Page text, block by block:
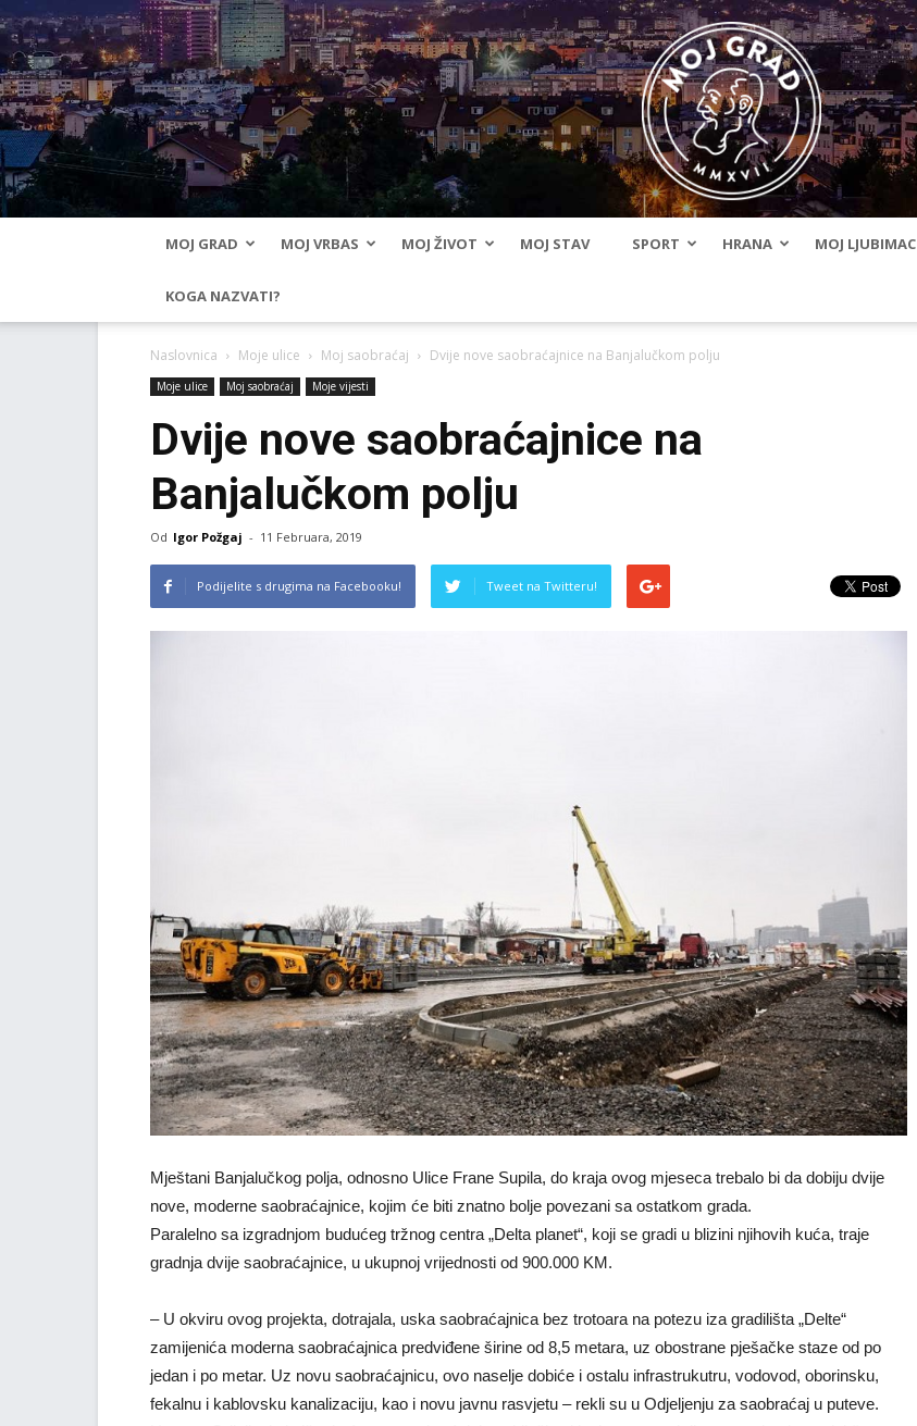
MOJ GRAD MOJ VRBAS MOJ ŽIVOT MOJ STAV SPORT HRANA MOJ LJUBIMAC
KOGA NAZVATI?
Naslovnica Moje ulice Moj saobraćaj Dvije nove saobraćajnice na Banjalučkom polju
Moje ulice Moj saobraćaj Moje vijesti
Dvije nove saobraćajnice na
Banjalučkom polju
Od Igor Požgaj - 11 Februara, 2019
Podijelite s drugima na Facebooku! Tweet na Twitteru!
Mještani Banjalučkog polja, odnosno Ulice Frane Supila, do kraja ovog mjeseca trebalo bi da dobiju dvije
nove, moderne saobraćajnice, kojim će biti znatno bolje povezani sa ostatkom grada.
Paralelno sa izgradnjom budućeg tržnog centra „Delta planet“, koji se gradi u blizini njihovih kuća, traje
gradnja dvije saobraćajnice, u ukupnoj vrijednosti od 900.000 KM.
– U okviru ovog projekta, dotrajala, uska saobraćajnica bez trotoara na potezu iza gradilišta „Delte“
zamijenića moderna saobraćajnica predviđene širine od 8,5 metara, uz obostrane pješačke staze od po
jedan i po metar. Uz novu saobraćajnicu, ovo naselje dobiće i ostalu infrastrukutru, vodovod, oborinsku,
fekalnu i kablovsku kanalizaciju, kao i novu javnu rasvjetu – rekli su u Odjeljenju za saobraćaj u puteve.